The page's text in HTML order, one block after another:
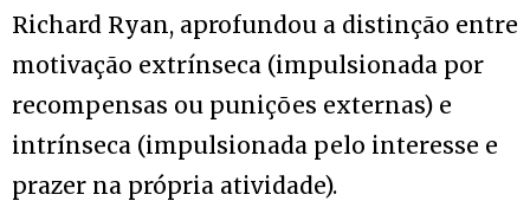
Richard Ryan, aprofundou a distinção entre
motivação extrínseca (impulsionada por
recompensas ou punições externas) e
intrínseca (impulsionada pelo interesse e
prazer na própria atividade).